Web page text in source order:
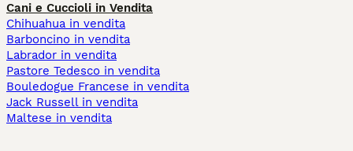
Cani e Cuccioli in Vendita
Chihuahua in vendita
Barboncino in vendita
Labrador in vendita
Pastore Tedesco in vendita
Bouledogue Francese in vendita
Jack Russell in vendita
Maltese in vendita